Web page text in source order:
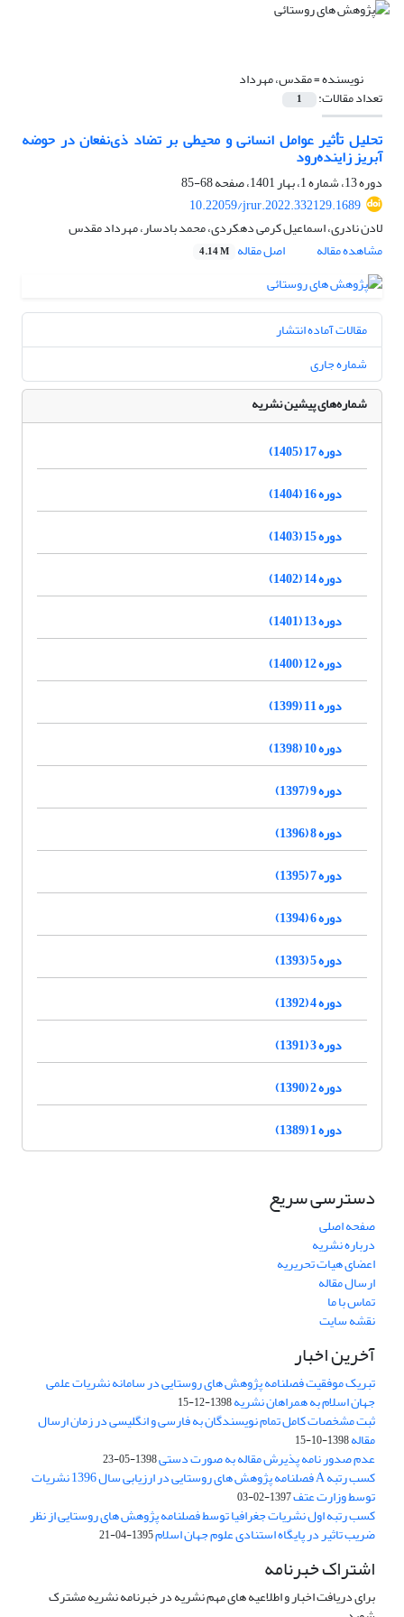
نویسنده =مقدس، مهرداد
تعداد مقالات: 1
تحلیل تأثیر عوامل انسانی و محیطی بر تضاد ذی‌نفعان در حوضه
آبریز زاینده‌رود
دوره 13، شماره 1، بهار 1401، صفحه
68-85
10.22059/jrur.2022.332129.1689
لادن نادری، اسماعیل کرمی دهکردی، محمد بادسار، مهرداد مقدس
مشاهده مقاله
اصل مقاله 4.14 M
مقالات آماده انتشار
شماره جاری
شماره‌های پیشین نشریه
دوره 17 (1405)
دوره 16 (1404)
دوره 15 (1403)
دوره 14 (1402)
دوره 13 (1401)
دوره 12 (1400)
دوره 11 (1399)
دوره 10 (1398)
دوره 9 (1397)
دوره 8 (1396)
دوره 7 (1395)
دوره 6 (1394)
دوره 5 (1393)
دوره 4 (1392)
دوره 3 (1391)
دوره 2 (1390)
دوره 1 (1389)
دسترسی سریع
صفحه اصلی
درباره نشریه
اعضای هیات تحریریه
ارسال مقاله
تماس با ما
نقشه سایت
آخرین اخبار
تبریک موفقیت فصلنامه پژوهش های روستایی در سامانه نشریات علمی
جهان اسلام به همراهان نشریه1398-12-15
ثبت مشخصات کامل تمام نویسندگان به فارسی و انگلیسی در زمان ارسال
مقاله1398-10-15
عدم صدور نامه پذیرش مقاله به صورت دستی1398-05-23
کسب رتبه A فصلنامه پژوهش های روستایی در ارزیابی سال 1396 نشریات
توسط وزارت عتف1397-02-03
کسب رتبه اول نشریات جغرافیا توسط فصلنامه پژوهش های روستایی از نظر
ضریب تاثیر در پایگاه استنادی علوم جهان اسلام1395-04-21
اشتراک خبرنامه
برای دریافت اخبار و اطلاعیه های مهم نشریه در خبرنامه نشریه مشترک